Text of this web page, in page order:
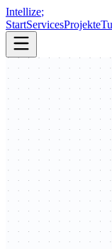
Intellize;
StartServicesProjekte